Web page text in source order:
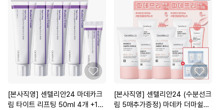
[본사직영] 센텔리안24 마데카크
림 타이트 리프팅 50ml 4개 +15
[본사직영] 센텔리안24 (수분선크
림 5매추가증정) 마데카 더마쉴드